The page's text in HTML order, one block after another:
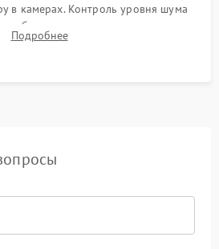
в камерах. Контроль уровня шума
обмерзания стенок и корректного
автоматической оттайки.
Подробнее